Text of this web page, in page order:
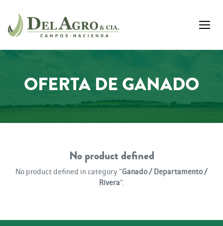
OFERTA DE GANADO
No product defined
No product defined in category "Ganado / Departamento /
Rivera".